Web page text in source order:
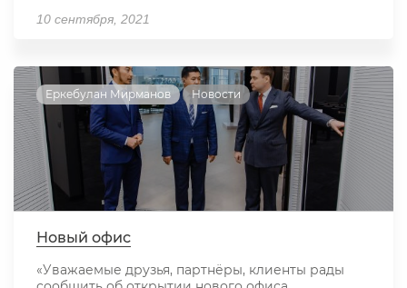
10 сентября, 2021
Еркебулан Мирманов Новости
Новый офис
«Уважаемые друзья, партнёры, клиенты рады